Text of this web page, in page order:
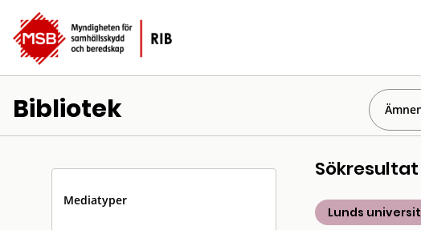
Bibliotek
Mediatyper
Sökresultat
Lunds